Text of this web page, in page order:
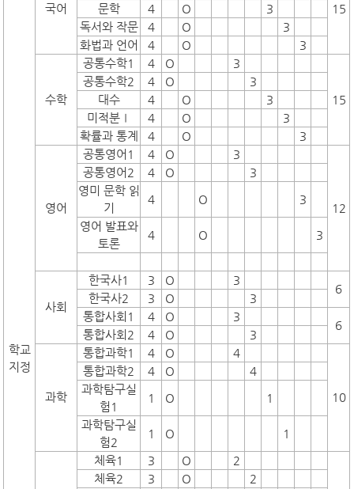
학교
지정
국어 15
문학
4 O
3
독서와 작문
4 O
3
화법과 언어
4 O 3
수학
공통수학1 4 O 3
15
공통수학2 4 O
3
대수
4 O
3
미적분Ⅰ
4 O
3
확률과 통계
4 O 3
영어
공통영어1 4 O 3
12
공통영어2 4 O
3
영미 문학 읽
기
4 O
3
영어 발표와
토론
4 O 3
사회
한국사1 3 O 3
6
한국사2 3 O
3
통합사회1
4 O 3
6
통합사회2 4 O 3
과학
통합과학1 4 O 4
10
통합과학2 4 O
4
과학탐구실
험1
1 O
1
과학탐구실
험2
1 O 1
체육1 3 O 2
체육2 3 O
2